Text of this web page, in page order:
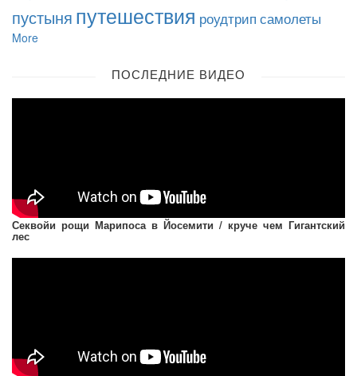
пустыня путешествия роудтрип самолеты
More
ПОСЛЕДНИЕ ВИДЕО
Секвойи рощи Марипоса в Йосемити / круче чем Гигантский
лес